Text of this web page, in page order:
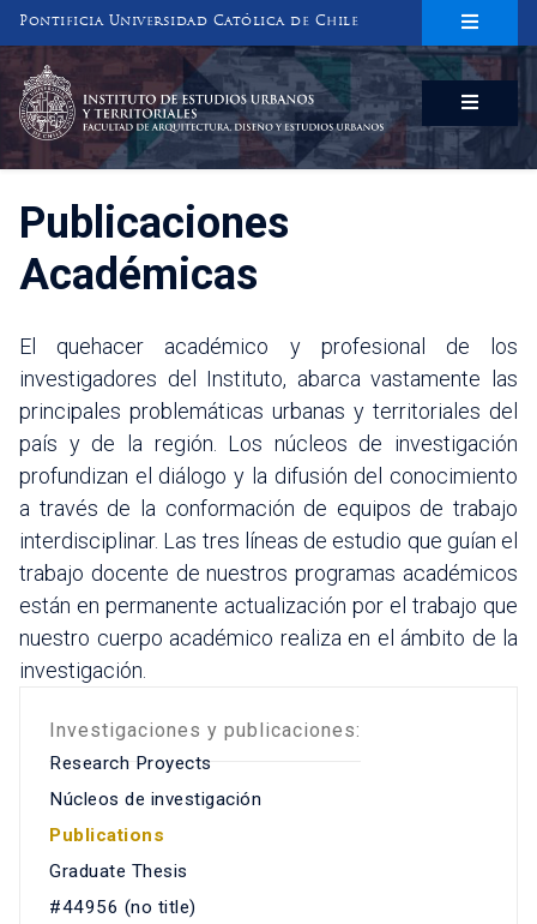
Pontificia Universidad Católica de Chile
INSTITUTO DE ESTUDIOS URBANOS
Y TERRITORIALES
FACULTAD DE ARQUITECTURA, DISEÑO Y ESTUDIOS URBANOS
Publicaciones
Académicas
El quehacer académico y profesional de los
investigadores del Instituto, abarca vastamente las
principales problemáticas urbanas y territoriales del
país y de la región. Los núcleos de investigación
profundizan el diálogo y la difusión del conocimiento
a través de la conformación de equipos de trabajo
interdisciplinar. Las tres líneas de estudio que guían el
trabajo docente de nuestros programas académicos
están en permanente actualización por el trabajo que
nuestro cuerpo académico realiza en el ámbito de la
investigación.
Investigaciones y publicaciones:
Research Proyects
Núcleos de investigación
Publications
Graduate Thesis
#44956 (no title)